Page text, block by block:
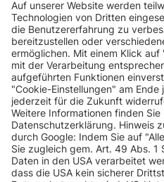
INFORMATIONEN
KUNDENSERVICE